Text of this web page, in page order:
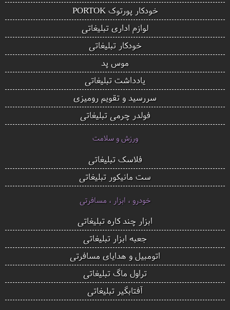
خودکار پورتوک PORTOK
لوازم اداری تبلیغاتی
خودکار تبلیغاتی
موس پد
یادداشت تبلیغاتی
سررسید و تقویم رومیزی
فولدر چرمی تبلیغاتی
ورزش و سلامت
فلاسک تبلیغاتی
ست مانیکور تبلیغاتی
خودرو ، ابزار ، مسافرتی
ابزار چند کاره تبلیغاتی
جعبه ابزار تبلیغاتی
اتومبیل و هدایای مسافرتی
تراول ماگ تبلیغاتی
آفتابگیر تبلیغاتی